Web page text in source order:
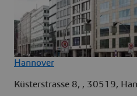
Hannover
Küsterstrasse 8, , 30519,